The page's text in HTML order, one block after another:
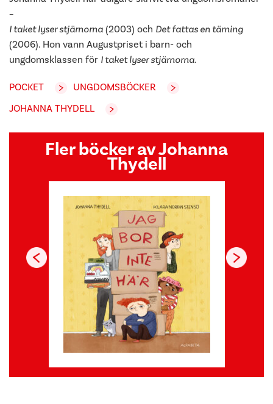
–
I taket lyser stjärnorna (2003) och Det fattas en tärning
(2006). Hon vann Augustpriset i barn- och
ungdomsklassen för I taket lyser stjärnorna.
POCKET
UNGDOMSBÖCKER
JOHANNA THYDELL
Fler böcker av Johanna
Thydell